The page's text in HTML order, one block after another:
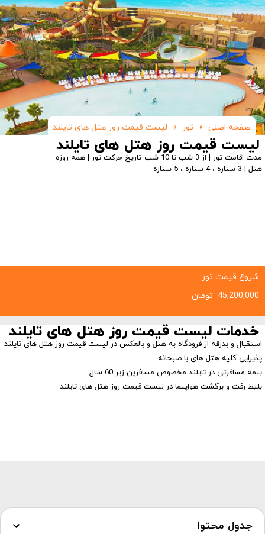
صفحه اصلی » تور » لیست قیمت روز هتل های تایلند
لیست قیمت روز هتل های تایلند
مدت اقامت تور | از 3 شب تا 10 شب
تاریخ حرکت تور | همه روزه
هتل | 3 ستاره ، 4 ستاره ، 5 ستاره
شروع قیمت تور:
45,200,000 تومان
خدمات لیست قیمت روز هتل های تایلند
استقبال و بدرقه از فرودگاه به هتل و بالعکس در لیست قیمت روز هتل های تایلند
پذیرایی کلیه هتل های با صبحانه
بیمه مسافرتی در تایلند مخصوص مسافرین زیر 60 سال
بلیط رفت و برگشت هواپیما در لیست قیمت روز هتل های تایلند
جدول محتوا